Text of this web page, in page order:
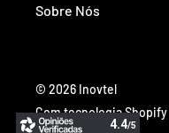
Sobre Nós
© 2026 Inovtel
Com tecnologia Shopify